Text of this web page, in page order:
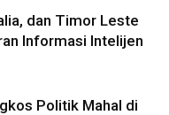
dan Timor Leste
Informasi Intelijen
Politik Mahal di